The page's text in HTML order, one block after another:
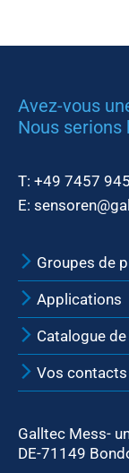
Avez-vous
Nous serions
T: +49 7457
E:
Groupes de
Applications
Catalogue
Vos contacts
Galltec Mess-
DE-71149